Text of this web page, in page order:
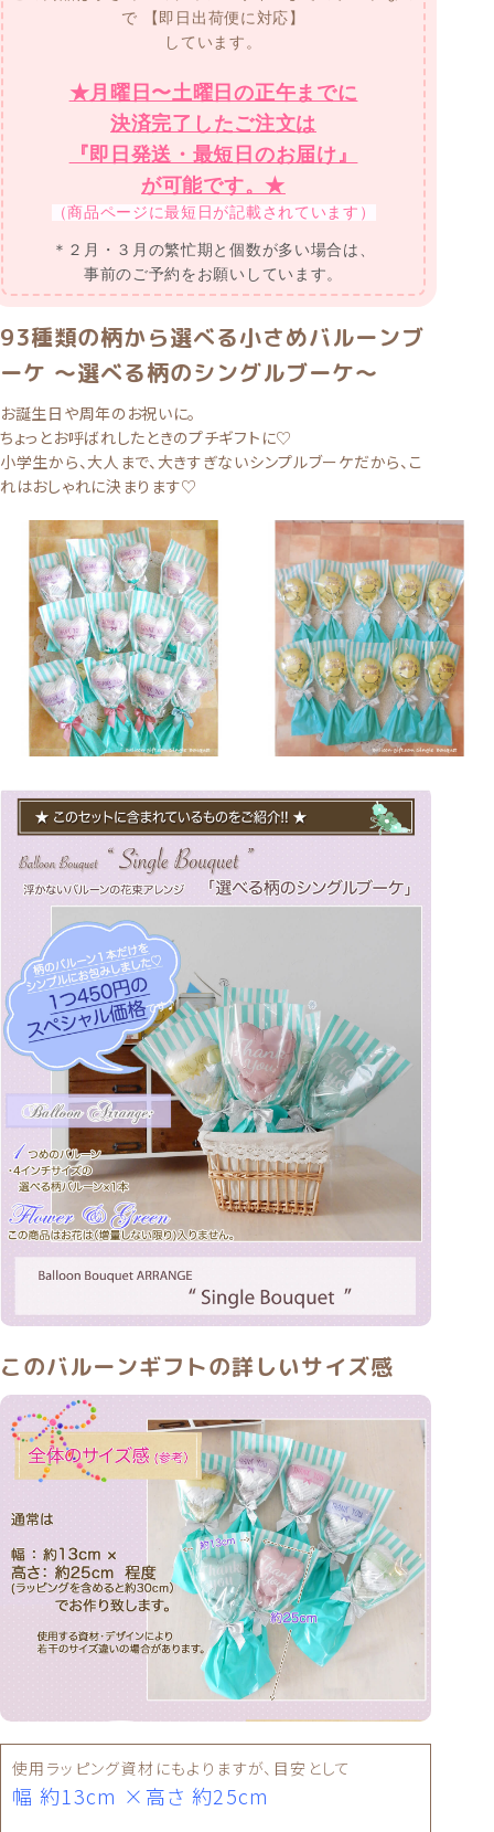
で 【即日出荷便に対応】
しています。
★月曜日〜土曜日の正午までに
決済完了したご注文は
『即日発送・最短日のお届け』
が可能です。★
（商品ページに最短日が記載されています）
＊２月・３月の繁忙期と個数が多い場合は、
事前のご予約をお願いしています。
93種類の柄から選べる小さめバルーンブ
ーケ 〜選べる柄のシングルブーケ〜
お誕生日や周年のお祝いに。
ちょっとお呼ばれしたときのプチギフトに♡
小学生から、大人まで、大きすぎないシンプルブーケだから、こ
れはおしゃれに決まります♡
このバルーンギフトの詳しいサイズ感
使用ラッピング資材にもよりますが、目安として
幅 約13cm ×高さ 約25cm